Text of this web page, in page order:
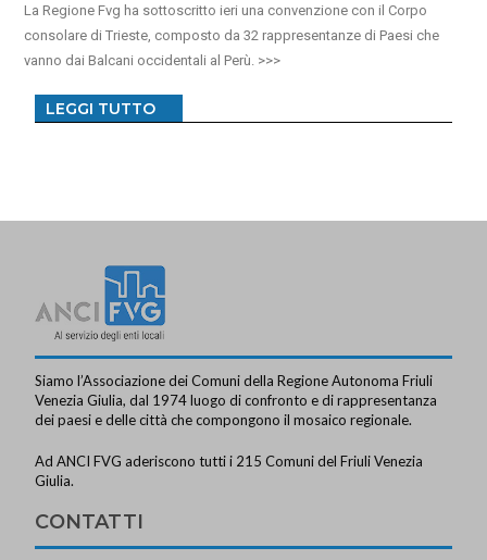
La Regione Fvg ha sottoscritto ieri una convenzione con il Corpo
consolare di Trieste, composto da 32 rappresentanze di Paesi che
vanno dai Balcani occidentali al Perù.
LEGGI TUTTO
Siamo l’Associazione dei Comuni della Regione Autonoma Friuli
Venezia Giulia, dal 1974 luogo di confronto e di rappresentanza
dei paesi e delle città che compongono il mosaico regionale.
Ad ANCI FVG aderiscono tutti i 215 Comuni del Friuli Venezia
Giulia.
CONTATTI